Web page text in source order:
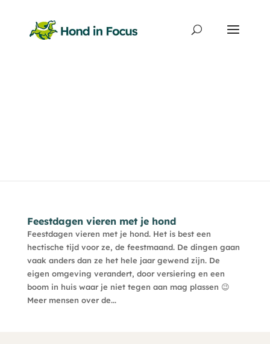
Feestdagen vieren met je hond
Feestdagen vieren met je hond. Het is best een
hectische tijd voor ze, de feestmaand. De dingen gaan
vaak anders dan ze het hele jaar gewend zijn. De
eigen omgeving verandert, door versiering en een
boom in huis waar je niet tegen aan mag plassen 😉
Meer mensen over de...